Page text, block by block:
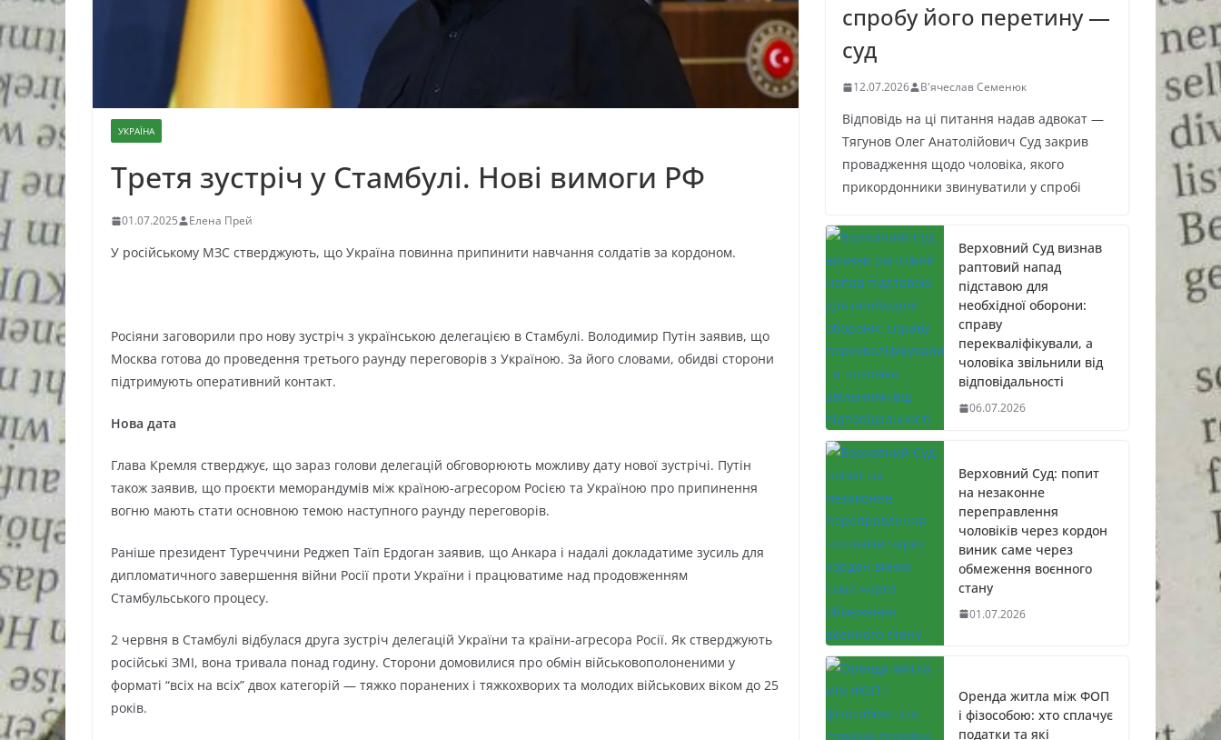
УКРАЇНА
Третя зустріч у Стамбулі. Нові вимоги РФ
01.07.2025 Елена Прей
У російському МЗС стверджують, що Україна повинна припинити навчання солдатів за кордоном.
Росіяни заговорили про нову зустріч з українською делегацією в Стамбулі. Володимир Путін заявив, що
Москва готова до проведення третього раунду переговорів з Україною. За його словами, обидві сторони
підтримують оперативний контакт.
Нова дата
Глава Кремля стверджує, що зараз голови делегацій обговорюють можливу дату нової зустрічі. Путін
також заявив, що проєкти меморандумів між країною-агресором Росією та Україною про припинення
вогню мають стати основною темою наступного раунду переговорів.
Раніше президент Туреччини Реджеп Таїп Ердоган заявив, що Анкара і надалі докладатиме зусиль для
дипломатичного завершення війни Росії проти України і працюватиме над продовженням
Стамбульського процесу.
2 червня в Стамбулі відбулася друга зустріч делегацій України та країни-агресора Росії. Як стверджують
російські ЗМІ, вона тривала понад годину. Сторони домовилися про обмін військовополоненими у
форматі “всіх на всіх” двох категорій — тяжко поранених і тяжкохворих та молодих військових віком до 25
років.
спробу його перетину —
суд
12.07.2026 В'ячеслав Семенюк
Відповідь на ці питання надав адвокат —
Тягунов Олег Анатолійович Суд закрив
провадження щодо чоловіка, якого
прикордонники звинуватили у спробі
Верховний Суд визнав
раптовий напад
підставою для
необхідної оборони:
справу
перекваліфікували, а
чоловіка звільнили від
відповідальності
06.07.2026
Верховний Суд: попит
на незаконне
переправлення
чоловіків через кордон
виник саме через
обмеження воєнного
стану
01.07.2026
Оренда житла між ФОП
і фізособою: хто сплачує
податки та які